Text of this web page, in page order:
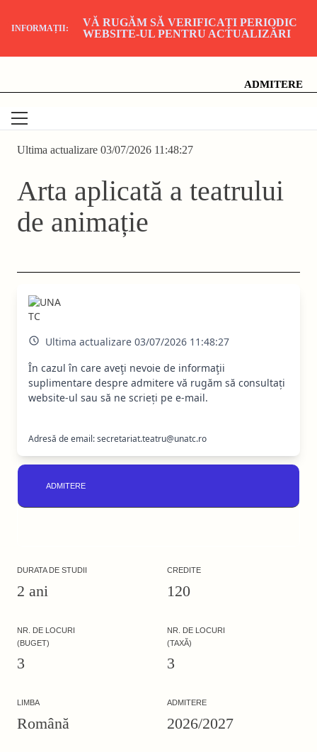
INFORMAȚII:
VĂ RUGĂM SĂ VERIFICAȚI PERIODIC
WEBSITE-UL PENTRU ACTUALIZĂRI
Universitatea Națională de Artă Teatrală și Cinematografică
ADMITERE
Ultima actualizare 03/07/2026 11:48:27
Arta aplicată a teatrului
de animație
Ultima actualizare 03/07/2026 11:48:27
În cazul în care aveţi nevoie de informaţii
suplimentare despre admitere vă rugăm să consultați
website-ul sau să ne scrieți pe e-mail.
Adresă de email: secretariat.teatru@unatc.ro
ADMITERE
DURATA DE STUDII
2 ani
CREDITE
120
NR. DE LOCURI
(BUGET)
3
NR. DE LOCURI
(TAXĂ)
3
LIMBA
Română
ADMITERE
2026/2027